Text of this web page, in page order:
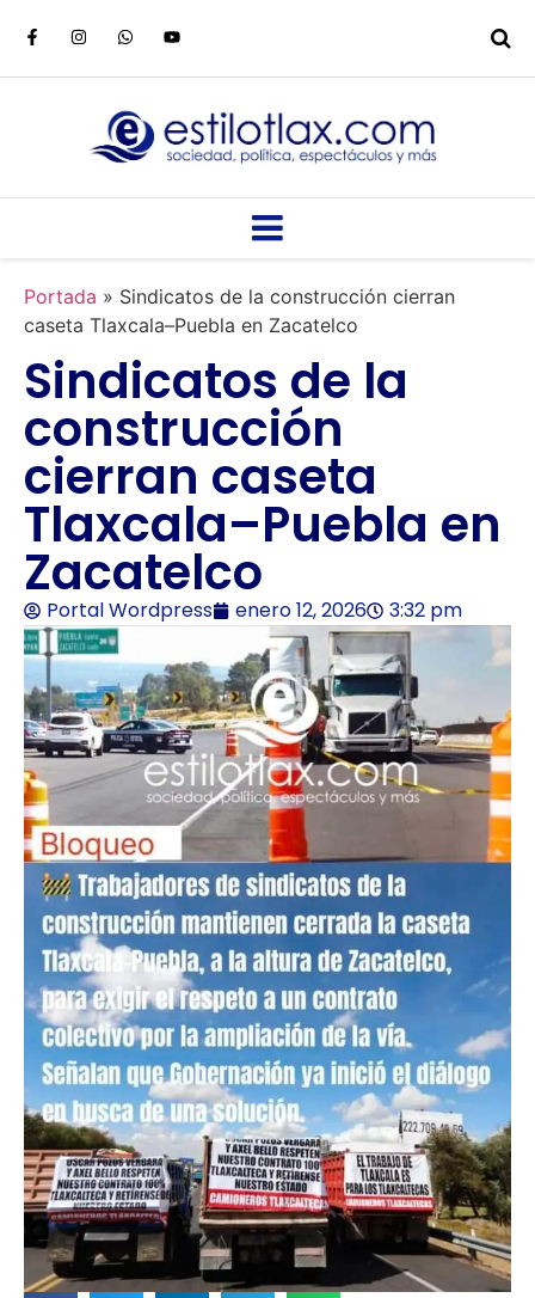
Portada » Sindicatos de la construcción cierran
caseta Tlaxcala–Puebla en Zacatelco
Sindicatos de la
construcción
cierran caseta
Tlaxcala–Puebla en
Zacatelco
Portal Wordpress enero 12, 2026 3:32 pm